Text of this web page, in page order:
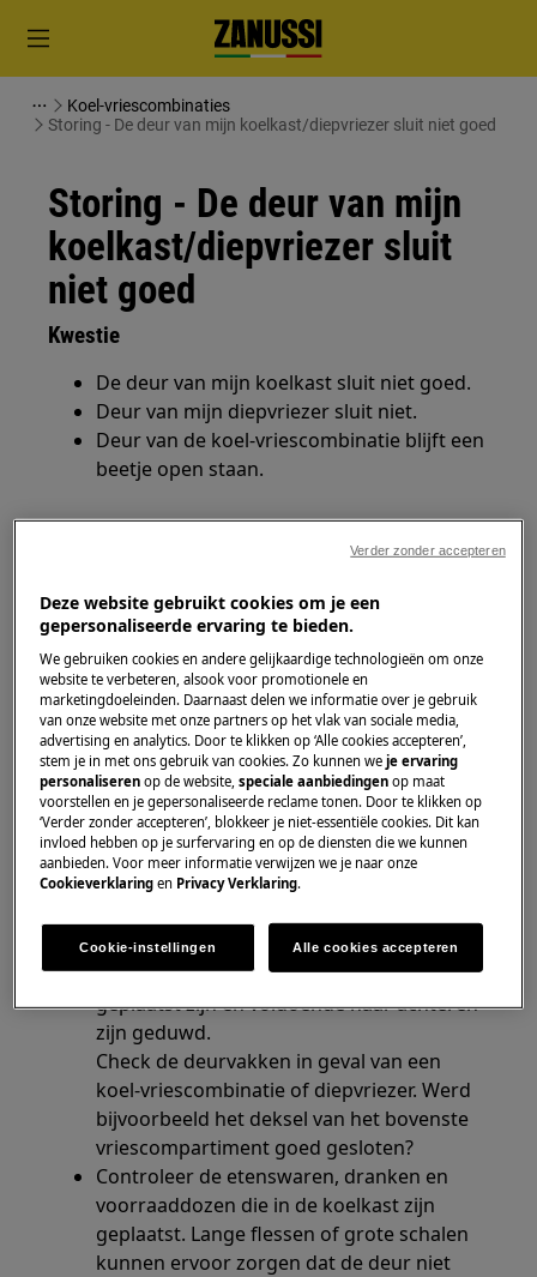
Koel-vriescombinaties
Storing - De deur van mijn koelkast/diepvriezer sluit niet goed
Storing - De deur van mijn
koelkast/diepvriezer sluit
niet goed
Kwestie
De deur van mijn koelkast sluit niet goed.
Deur van mijn diepvriezer sluit niet.
Deur van de koel-vriescombinatie blijft een
beetje open staan.
Heeft betrekking op
Diepvriezer
Koelkast
Oplossing
Controleer de deurafdichting.
Kijk na of het deurrubber niet naar binnen
gedraaid is. Probeer in dit geval het terug
te buigen naar zijn oorspronkelijke positie
om de deur opnieuw goed te laten sluiten.
Als het deurrubber vuil is, moet deze
worden gereinigd. In onze webshop kan je
reinigingsproducten
geschikte vinden.
Controleer of de lades en leggers goed
geplaatst zijn en voldoende naar achteren
zijn geduwd.
Check de deurvakken in geval van een
koel-vriescombinatie of diepvriezer. Werd
bijvoorbeeld het deksel van het bovenste
vriescompartiment goed gesloten?
Controleer de etenswaren, dranken en
voorraaddozen die in de koelkast zijn
geplaatst. Lange flessen of grote schalen
kunnen ervoor zorgen dat de deur niet
Deze website gebruikt cookies om je een
gepersonaliseerde ervaring te bieden.
We gebruiken cookies en andere gelijkaardige technologieën om onze
website te verbeteren, alsook voor promotionele en
marketingdoeleinden. Daarnaast delen we informatie over je gebruik
van onze website met onze partners op het vlak van sociale media,
advertising en analytics. Door te klikken op ‘Alle cookies accepteren’,
stem je in met ons gebruik van cookies. Zo kunnen weje ervaring
personaliseren op de website,speciale aanbiedingen op maat
voorstellen en je gepersonaliseerde reclame tonen. Door te klikken op
‘Verder zonder accepteren’, blokkeer je niet-essentiële cookies. Dit kan
invloed hebben op je surfervaring en op de diensten die we kunnen
aanbieden. Voor meer informatie verwijzen we je naar onze
Cookieverklaring en Privacy Verklaring.
Cookie-instellingen Alle cookies accepteren
Verder zonder accepteren